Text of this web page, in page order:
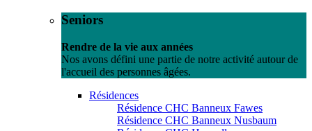
Seniors
Rendre de la vie aux années
Nos avons défini une partie de notre activité autour de
l'accueil des personnes âgées.
Résidences
Résidence CHC Banneux Fawes
Résidence CHC Banneux Nusbaum